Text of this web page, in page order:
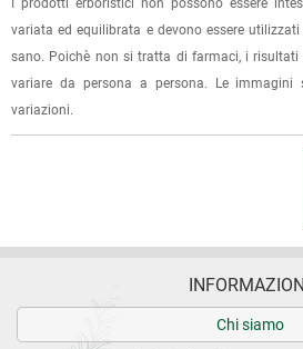
05.04.2023
Buono
Buonissime, da portare
Per qualsiasi informazione,
Per maggiori dettagli, vedi le
variata ed equilibrata e devono essere
sano. Poichè non si tratta di farmaci, i
variare da persona a persona. Le immagini
variazioni.
Chi siamo